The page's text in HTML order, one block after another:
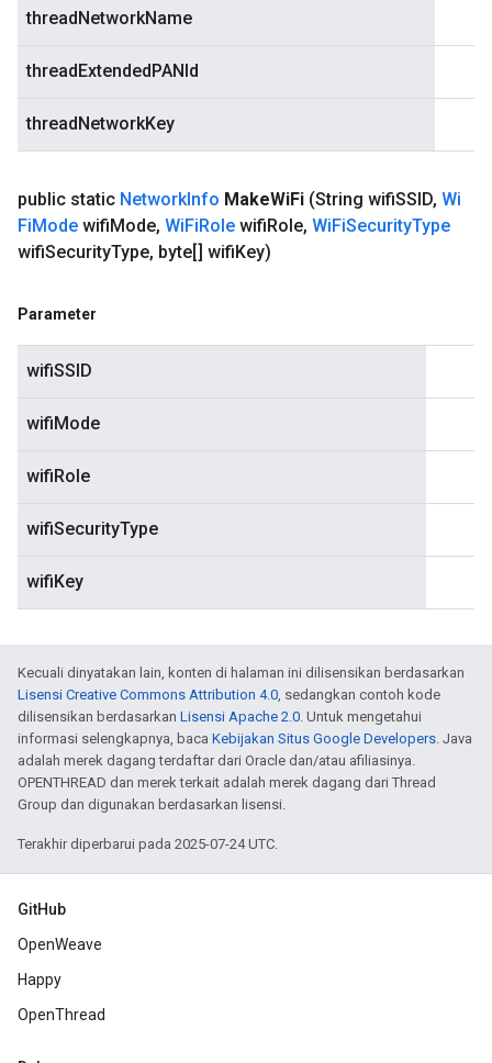
threadNetworkName
threadExtendedPANId
threadNetworkKey
public static NetworkInfo MakeWiFi (String wifiSSID, Wi
FiMode wifiMode, WiFiRole wifiRole, WiFiSecurityType
wifiSecurityType, byte[] wifiKey)
Parameter
wifiSSID
wifiMode
wifiRole
wifiSecurityType
wifiKey
Kecuali dinyatakan lain, konten di halaman ini dilisensikan berdasarkan
Lisensi Creative Commons Attribution 4.0, sedangkan contoh kode
dilisensikan berdasarkan Lisensi Apache 2.0. Untuk mengetahui
informasi selengkapnya, baca Kebijakan Situs Google Developers. Java
adalah merek dagang terdaftar dari Oracle dan/atau afiliasinya.
OPENTHREAD dan merek terkait adalah merek dagang dari Thread
Group dan digunakan berdasarkan lisensi.
Terakhir diperbarui pada 2025-07-24 UTC.
GitHub
OpenWeave
Happy
OpenThread